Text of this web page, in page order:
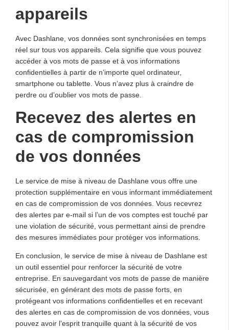
appareils
Avec Dashlane, vos données sont synchronisées en temps
réel sur tous vos appareils. Cela signifie que vous pouvez
accéder à vos mots de passe et à vos informations
confidentielles à partir de n’importe quel ordinateur,
smartphone ou tablette. Vous n’avez plus à craindre de
perdre ou d’oublier vos mots de passe.
Recevez des alertes en
cas de compromission
de vos données
Le service de mise à niveau de Dashlane vous offre une
protection supplémentaire en vous informant immédiatement
en cas de compromission de vos données. Vous recevrez
des alertes par e-mail si l’un de vos comptes est touché par
une violation de sécurité, vous permettant ainsi de prendre
des mesures immédiates pour protéger vos informations.
En conclusion, le service de mise à niveau de Dashlane est
un outil essentiel pour renforcer la sécurité de votre
entreprise. En sauvegardant vos mots de passe de manière
sécurisée, en générant des mots de passe forts, en
protégeant vos informations confidentielles et en recevant
des alertes en cas de compromission de vos données, vous
pouvez avoir l’esprit tranquille quant à la sécurité de vos